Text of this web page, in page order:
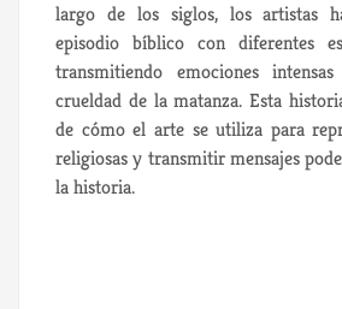
largo de los siglos, los artistas
episodio bíblico con diferentes
transmitiendo emociones
crueldad de la matanza. Esta
de cómo el arte se utiliza para
religiosas y transmitir mensajes
la historia.